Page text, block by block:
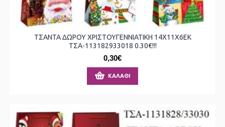
ΤΣΑΝΤΑ ΔΩΡΟΥ ΧΡΙΣΤΟΥΓΕΝΝΙΑΤΙΚΗ 14Χ11Χ6ΕΚ
ΤΣΑ-113182933018 0.30€!!!
0,30€
ΚΑΛΆΘΙ